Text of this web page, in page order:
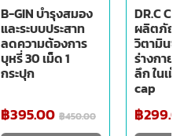
B-GIN บำรุงสมอง
และระบบประสาท
ลดความต้องการ
บุหรี่ 30 เม็ด 1
กระปุก
฿395.00 ฿450.00
DR.C C L5 –
ผลิตภัณฑ์เ
วิตามินซี
ร่างกาย ผิ
ลึก ในเม็ด
cap
฿299.00